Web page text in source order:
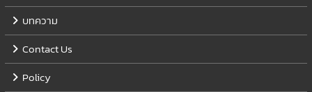
บทความ
Contact Us
Policy